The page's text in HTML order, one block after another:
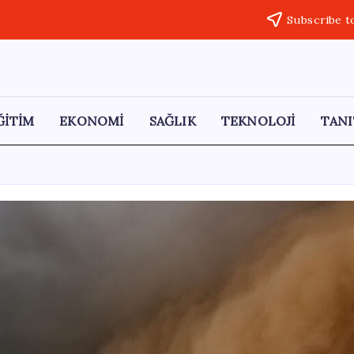
Subscribe
EKONOMİ SAĞLIK TEKNOLOJİ